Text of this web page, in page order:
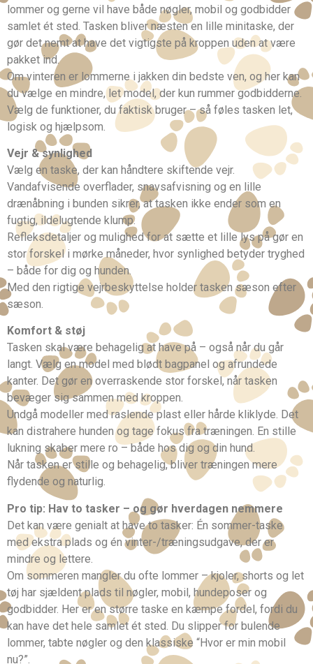
lommer og gerne vil have både nøgler, mobil og godbidder
samlet ét sted. Tasken bliver næsten en lille minitaske, der
gør det nemt at have det vigtigste på kroppen uden at være
pakket ind.
Om vinteren er lommerne i jakken din bedste ven, og her kan
du vælge en mindre, let model, der kun rummer godbidderne.
Vælg de funktioner, du faktisk bruger – så føles tasken let,
logisk og hjælpsom.
Vejr & synlighed
Vælg en taske, der kan håndtere skiftende vejr.
Vandafvisende overflader, snavsafvisning og en lille
drænåbning i bunden sikrer, at tasken ikke ender som en
fugtig, ildelugtende klump.
Refleksdetaljer og mulighed for at sætte et lille lys på gør en
stor forskel i mørke måneder, hvor synlighed betyder tryghed
– både for dig og hunden.
Med den rigtige vejrbeskyttelse holder tasken sæson efter
sæson.
Komfort & støj
Tasken skal være behagelig at have på – også når du går
langt. Vælg en model med blødt bagpanel og afrundede
kanter. Det gør en overraskende stor forskel, når tasken
bevæger sig sammen med kroppen.
Undgå modeller med raslende plast eller hårde kliklyde. Det
kan distrahere hunden og tage fokus fra træningen. En stille
lukning skaber mere ro – både hos dig og din hund.
Når tasken er stille og behagelig, bliver træningen mere
flydende og naturlig.
Pro tip: Hav to tasker – og gør hverdagen nemmere
Det kan være genialt at have to tasker: Én sommer-taske
med ekstra plads og én vinter-/træningsudgave, der er
mindre og lettere.
Om sommeren mangler du ofte lommer – kjoler, shorts og let
tøj har sjældent plads til nøgler, mobil, hundeposer og
godbidder. Her er en større taske en kæmpe fordel, fordi du
kan have det hele samlet ét sted. Du slipper for bulende
lommer, tabte nøgler og den klassiske “Hvor er min mobil
nu?”.